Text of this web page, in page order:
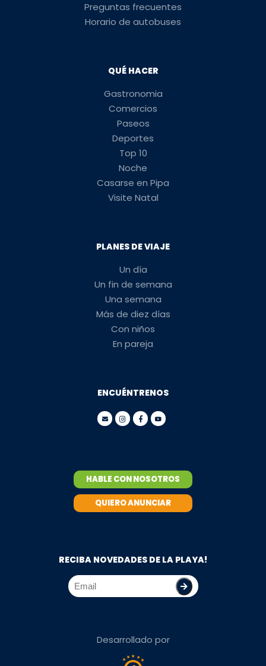
Preguntas frecuentes
Horario de autobuses
QUÉ HACER
Gastronomia
Comercios
Paseos
Deportes
Top 10
Noche
Casarse en Pipa
Visite Natal
PLANES DE VIAJE
Un día
Un fin de semana
Una semana
Más de diez días
Con niños
En pareja
ENCUÉNTRENOS
HABLE CON NOSOTROS
QUIERO ANUNCIAR
RECIBA NOVEDADES DE LA PLAYA!
Desarrollado por